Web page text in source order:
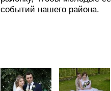
событий нашего района.